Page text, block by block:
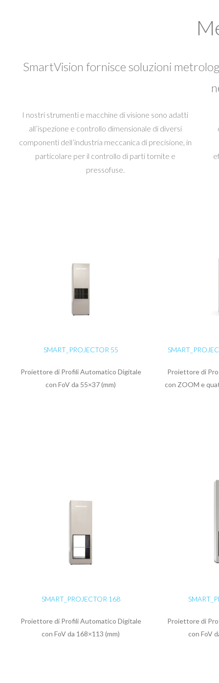
SmartVision fornisce soluzioni
I nostri strumenti e macchine di visione sono adatti
all’ispezione e controllo dimensionale di diversi
componenti dell’industria meccanica di precisione, in
particolare per il controllo di parti tornite e
pressofuse.
SMART_PROJECTOR 55
Proiettore di Profili Automatico Digitale
con FoV da 55×37 (mm)
Proiettore di
con ZOOM e
SMART_PROJECTOR 168
Proiettore di Profili Automatico Digitale
con FoV da 168×113 (mm)
Proiettore di
con FoV